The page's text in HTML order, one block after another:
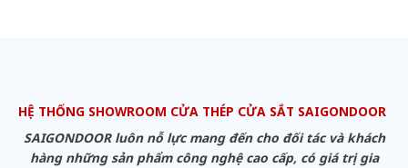
HỆ THỐNG SHOWROOM CỬA THÉP CỬA SẮT SAIGONDOOR
SAIGONDOOR luôn nỗ lực mang đến cho đối tác và khách
hàng những sản phẩm công nghệ cao cấp, có giá trị gia